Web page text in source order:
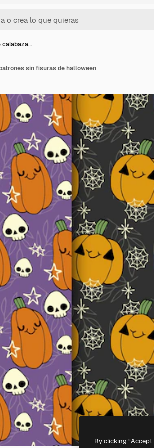
calabaza…
sin fisuras de halloween
By clicking “Accept